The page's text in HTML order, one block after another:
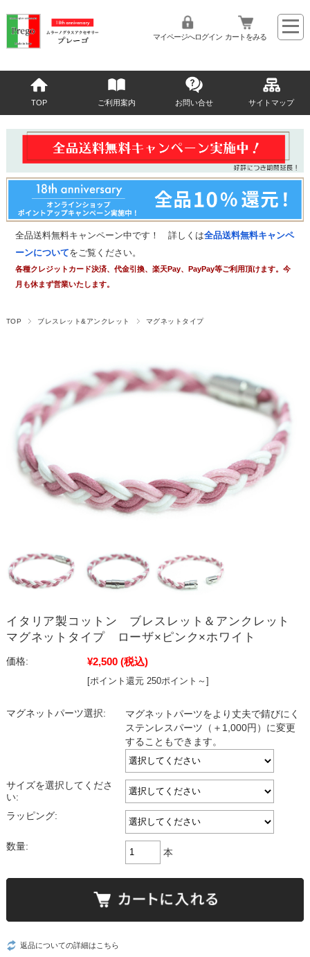
マイページへログイン カートをみる
TOP ご利用案内 お問い合せ サイトマップ
全品送料無料キャンペーン中です！ 詳しくは全品送料無料キャンペ
ーンについてをご覧ください。
各種クレジットカード決済、代金引換、楽天Pay、PayPay等ご利用頂けます。今
月も休まず営業いたします。
TOP ブレスレット&アンクレット マグネットタイプ
イタリア製コットン ブレスレット＆アンクレット
マグネットタイプ ローザ×ピンク×ホワイト
価格: ¥2,500 (税込)
[ポイント還元 250ポイント～]
マグネットパーツ選択:
マグネットパーツをより丈夫で錆びにく
ステンレスパーツ（＋1,000円）に変更
することもできます。
サイズを選択してくださ
い:
ラッピング:
数量:
本
返品についての詳細はこちら